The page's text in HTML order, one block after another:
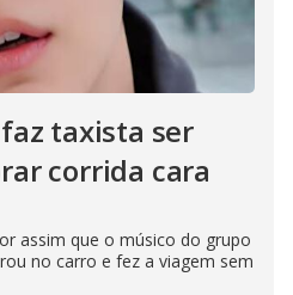
taxista ser
corrida cara
assim que o músico do grupo
no carro e fez a viagem sem